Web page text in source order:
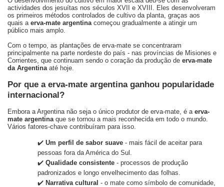
actividades dos jesuítas nos séculos XVII e XVIII. Eles desenvolveram
os primeiros métodos controlados de cultivo da planta, graças aos
quais a erva-mate argentinacomeçou gradualmente a atingir um
público mais amplo.
Com o tempo, as plantações de erva-mate se concentraram
principalmente na parte nordeste do país - nas províncias de Misiones e
Corrientes, que continuam sendo o coração da produção de erva-mate
da Argentinaaté hoje.
Por que a erva-mate argentina ganhou popularidade
internacional?
Embora a Argentina não seja o único produtor de erva-mate, é a erva-
mate argentinaque se tornou a mais reconhecida em todo o mundo.
Vários fatores-chave contribuíram para isso.
✔️ Um perfil de sabor suave - mais fácil de aceitar para
pessoas fora da América do Sul.
✔️ Qualidade consistente - processos de produção
padronizados e longo envelhecimento das folhas.
✔️ Narrativa cultural - o mate como símbolo de comunidade,